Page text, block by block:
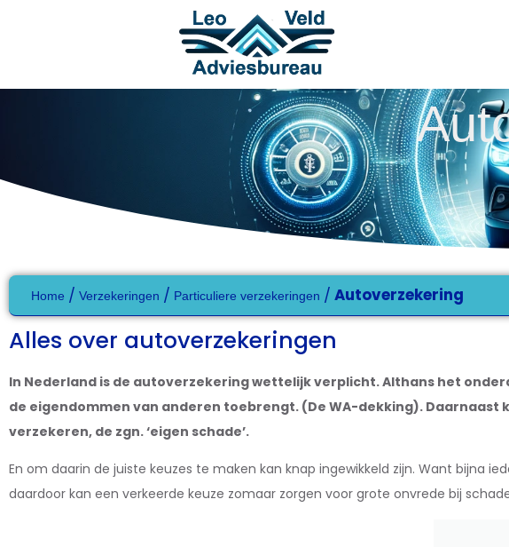
Home / Verzekeringen / Particuliere verzekeringen / Autoverzekering
Alles over autoverzekeringen
In Nederland is de autoverzekering wettelijk verplicht. Althans het
de eigendommen van anderen toebrengt. (De WA-dekking). Daarnaast
verzekeren, de zgn. ‘eigen schade’.
En om daarin de juiste keuzes te maken kan knap ingewikkeld zijn. Want bijna
daardoor kan een verkeerde keuze zomaar zorgen voor grote onvrede bij